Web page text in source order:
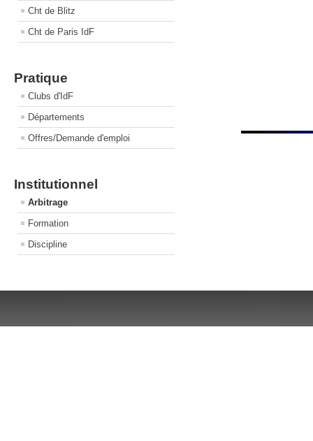
Cht de Blitz
Cht de Paris IdF
Pratique
Clubs d'IdF
Départements
Offres/Demande d'emploi
Institutionnel
Arbitrage
Formation
Discipline